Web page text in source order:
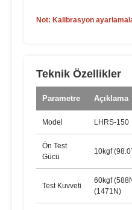
Not: Kalibrasyon
Teknik Özellikler
Parametre Açıklama
Model LHRS-150
Ön Test
Gücü
10kgf
Test Kuvveti
60kgf
(1471N)